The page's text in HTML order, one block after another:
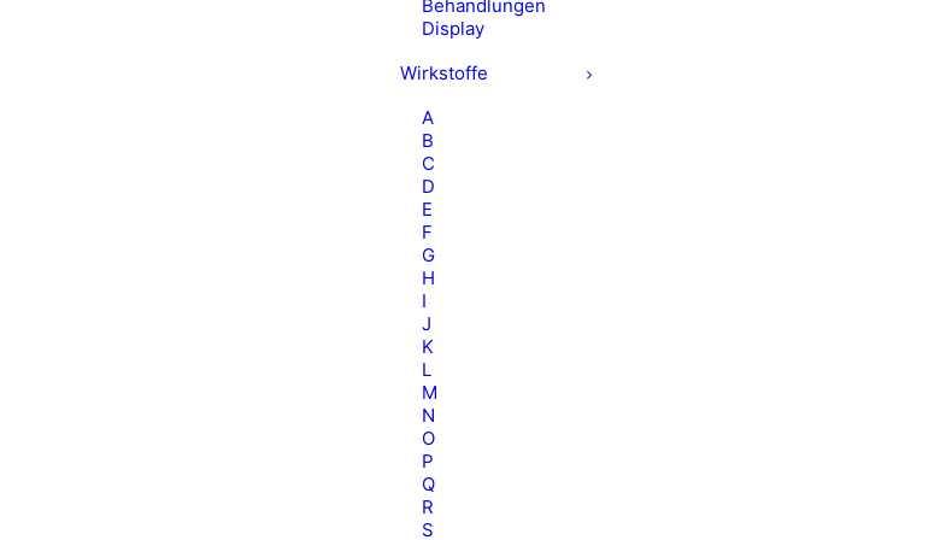
Behandlungen
Display
Wirkstoffe
A
B
C
D
E
F
G
H
I
J
K
L
M
N
O
P
Q
R
S